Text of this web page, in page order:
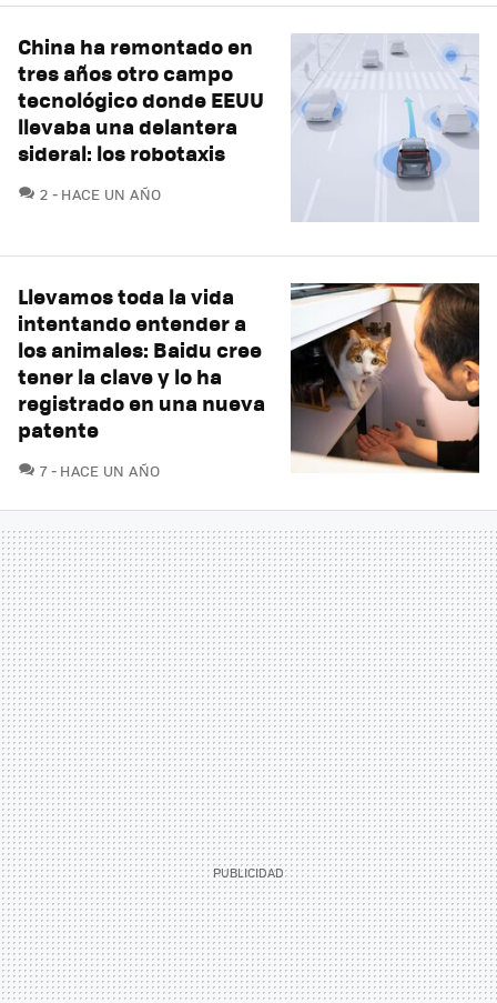
China ha remontado en
tres años otro campo
tecnológico donde EEUU
llevaba una delantera
sideral: los robotaxis
2 COMENTARIOS
HACE UN AÑO
Llevamos toda la vida
intentando entender a
los animales: Baidu cree
tener la clave y lo ha
registrado en una nueva
patente
7COMENTARIOS
HACE UN AÑO